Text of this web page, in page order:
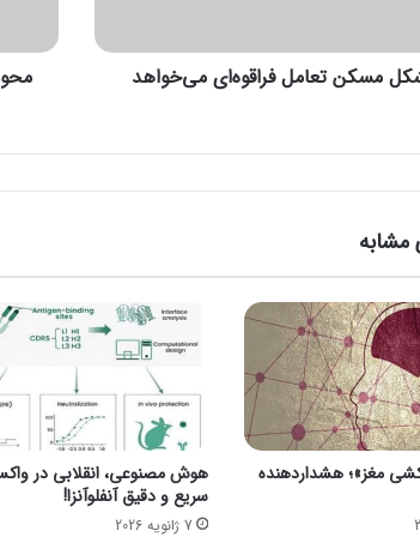
مسکن تعامل فرا‌قوه‌ای می‌خواهد
ب
م
و
ز
ی
ر
ی
ش
ن
ه
مشابه
مغز»؛ هشداردهنده
هوش مصنوعی، انقلابی در
سریع و دقیق آنفلوآنزا!
7 ژانویه 2026